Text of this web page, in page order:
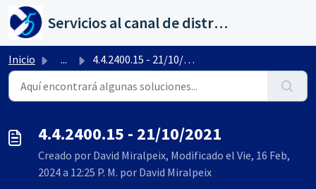
Saltar al contenido principal
Servicios al canal de distribución de AHORA
Inicio ... 4.4.2400.15 - 21/10/2021
4.4.2400.15 - 21/10/2021
Creado por David Miralpeix, Modificado el Vie, 16 Feb,
2024 a 12:25 P. M. por David Miralpeix